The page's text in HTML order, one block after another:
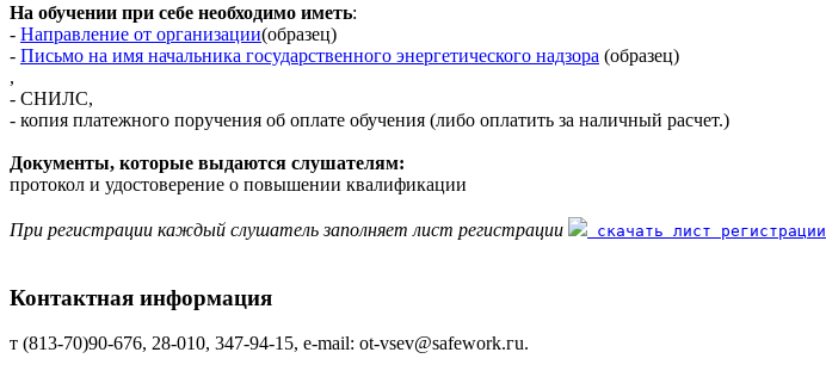
На обучении при себе необходимо иметь:
- Направление от организации(образец)
- Письмо на имя начальника государственного энергетического надзора (образец)
,
- СНИЛС,
- копия платежного поручения об оплате обучения (либо оплатить за наличный расчет.)
Документы, которые выдаются слушателям:
протокол и удостоверение о повышении квалификации
При регистрации каждый слушатель заполняет лист регистрации скачать лист регистрации
Контактная информация
т (813-70)90-676, 28-010, 347-94-15, е-mаil: ot-vsev@safework.гu.